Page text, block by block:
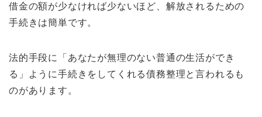
借金の額が少なければ少ないほど、解放されるための
手続きは簡単です。
法的手段に「あなたが無理のない普通の生活ができ
る」ように手続きをしてくれる債務整理と言われるも
のがあります。